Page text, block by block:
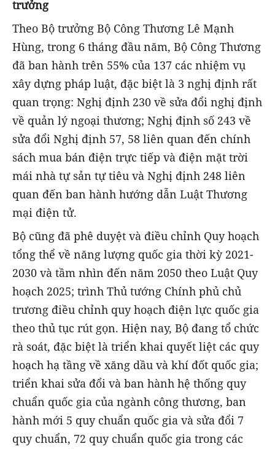
trưởng
Theo Bộ trưởng Bộ Công Thương Lê Mạnh
Hùng, trong 6 tháng đầu năm, Bộ Công Thương
đã ban hành trên 55% của 137 các nhiệm vụ
xây dựng pháp luật, đặc biệt là 3 nghị định rất
quan trọng: Nghị định 230 về sửa đổi nghị định
về quản lý ngoại thương; Nghị định số 243 về
sửa đổi Nghị định 57, 58 liên quan đến chính
sách mua bán điện trực tiếp và điện mặt trời
mái nhà tự sản tự tiêu và Nghị định 248 liên
quan đến ban hành hướng dẫn Luật Thương
mại điện tử.
Bộ cũng đã phê duyệt và điều chỉnh Quy hoạch
tổng thể về năng lượng quốc gia thời kỳ 2021-
2030 và tầm nhìn đến năm 2050 theo Luật Quy
hoạch 2025; trình Thủ tướng Chính phủ chủ
trương điều chỉnh quy hoạch điện lực quốc gia
theo thủ tục rút gọn. Hiện nay, Bộ đang tổ chức
rà soát, đặc biệt là triển khai quyết liệt các quy
hoạch hạ tầng về xăng dầu và khí đốt quốc gia;
triển khai sửa đổi và ban hành hệ thống quy
chuẩn quốc gia của ngành công thương, ban
hành mới 5 quy chuẩn quốc gia và sửa đổi 7
quy chuẩn, 72 quy chuẩn quốc gia trong các